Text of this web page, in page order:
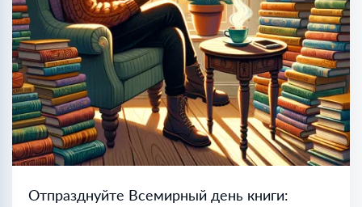
Отпразднуйте Всемирный день книги: